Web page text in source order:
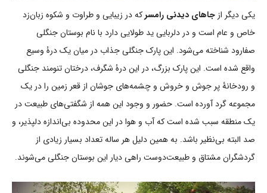
یکی دیگر از جاهای دیدنی رامسرکه در زیبایی و طراوت و شکوه زبان‌زد
خاص و عام است و در دلربایی ید طولایی دارد با نام بوستان جنگلی
صفارود شناخته می‌شود. این پارک جنگلی جذاب در میان یک درۀ وسیع
واقع شده است. این پارک بزرگ، در این درۀ شگرف، درختان تنومند جنگلی
و رودخانۀ پر جوش و خروش و چشمه‌های جوشان از قعر زمین را در یک
مجموعه گرد آورده است. حضور و وجود این همه از شگفتی‌های طبیعت در
یک منطقه سبب شده است که آب و هوا در این محدوده بی‌اندازه دلپذیر، و
صد البته بی‌نظیر باشد. به همین دلیل هر ساله تعداد بسیار زیادی از
گردشگران مشتاق و طبیعت‌دوست راهی دیار این بوستان جنگلی می‌شوند.